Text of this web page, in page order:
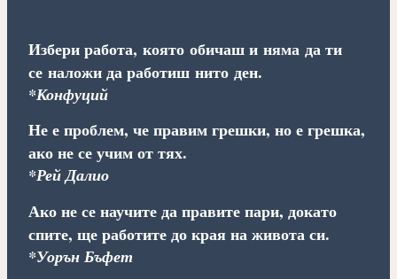
Избери работа, която обичаш и няма да ти
се наложи да работиш нито ден.
*Конфуций
Не е проблем, че правим грешки, но е грешка,
ако не се учим от тях.
*Рей Далио
Ако не се научите да правите пари, докато
спите, ще работите до края на живота си.
*Уорън Бъфет